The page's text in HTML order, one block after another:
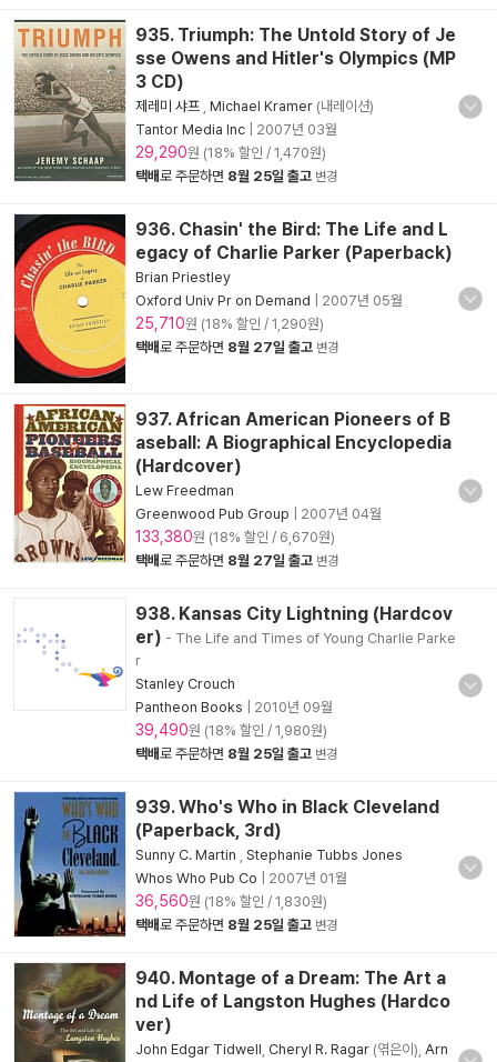
935. Triumph: The Untold Story of Je
sse Owens and Hitler's Olympics (MP
3 CD)
제레미 샤프 Michael Kramer (내레이션)
Tantor Media Inc
2007년 03월
29,290원 (18% 할인 / 1,470원)
택배로 주문하면 8월 25일 출고 변경
936. Chasin' the Bird: The Life and L
egacy of Charlie Parker (Paperback)
Brian Priestley
Oxford Univ Pr on Demand
2007년 05월
25,710원 (18% 할인 / 1,290원)
택배로 주문하면 8월 27일 출고 변경
937. African American Pioneers of B
aseball: A Biographical Encyclopedia
(Hardcover)
Lew Freedman
Greenwood Pub Group
2007년 04월
133,380원 (18% 할인 / 6,670원)
택배로 주문하면 8월 27일 출고 변경
938. Kansas City Lightning (Hardcov
er) - The Life and Times of Young Charlie Parke
r
Stanley Crouch
Pantheon Books
2010년 09월
39,490원 (18% 할인 / 1,980원)
택배로 주문하면 8월 25일 출고 변경
939. Who's Who in Black Cleveland
(Paperback, 3rd)
Sunny C. Martin
Stephanie Tubbs Jones
Whos Who Pub Co
2007년 01월
36,560원 (18% 할인 / 1,830원)
택배로 주문하면 8월 25일 출고 변경
940. Montage of a Dream: The Art a
nd Life of Langston Hughes (Hardco
ver)
John Edgar Tidwell Cheryl R. Ragar (엮은이), Arn